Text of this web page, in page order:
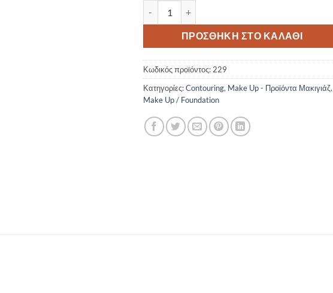
ΠΡΟΣΘΉΚΗ ΣΤΟ ΚΑΛΆΘΙ
Κωδικός προϊόντος:229
Κατηγορίες:Contouring, Make Up - Προϊόντα Μακιγιάζ,
Make Up / Foundation